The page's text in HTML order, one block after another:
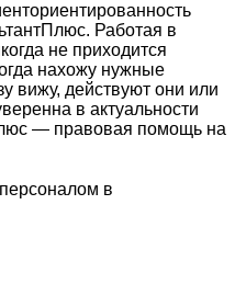
Работая в
не приходится
нахожу нужные
вижу, действуют они или
в актуальности
— правовая помощь на
в